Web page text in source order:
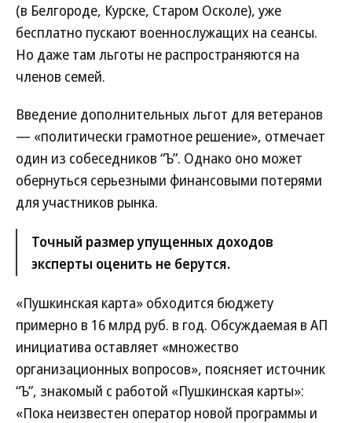
(в Белгороде, Курске, Старом Осколе), уже
бесплатно пускают военнослужащих на сеансы.
Но даже там льготы не распространяются на
членов семей.
Введение дополнительных льгот для ветеранов
— «политически грамотное решение», отмечает
один из собеседников “Ъ”. Однако оно может
обернуться серьезными финансовыми потерями
для участников рынка.
Точный размер упущенных доходов
эксперты оценить не берутся.
«Пушкинская карта» обходится бюджету
примерно в 16 млрд руб. в год. Обсуждаемая в АП
инициатива оставляет «множество
организационных вопросов», поясняет источник
“Ъ”, знакомый с работой «Пушкинская карты»:
«Пока неизвестен оператор новой программы и